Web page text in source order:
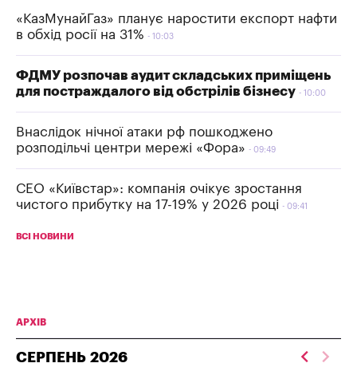
«КазМунайГаз» планує наростити експорт нафти
в обхід росії на 31%
10:03
ФДМУ розпочав аудит складських приміщень
для постраждалого від обстрілів бізнесу
10:00
Внаслідок нічної атаки рф пошкоджено
розподільчі центри мережі «Фора»
09:49
СЕО «Київстар»: компанія очікує зростання
чистого прибутку на 17-19% у 2026 році
09:41
ВСІ НОВИНИ
АРХІВ
СЕРПЕНЬ 2026